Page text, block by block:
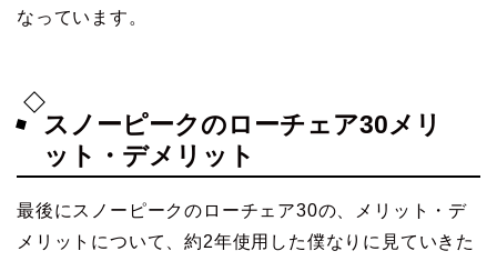
なっています。
スノーピークのローチェア30メリ
ット・デメリット
最後にスノーピークのローチェア30の、メリット・デ
メリットについて、約2年使用した僕なりに見ていきた